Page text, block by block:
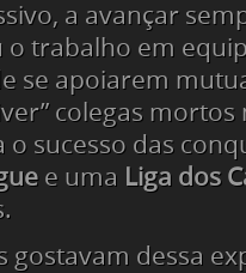
a avançar
trabalho em
se apoiarem
colegas mortos
sucesso das
e uma Liga dos
gostavam dessa